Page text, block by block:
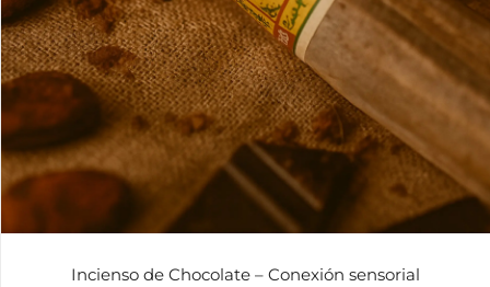
Incienso de Chocolate – Conexión sensorial